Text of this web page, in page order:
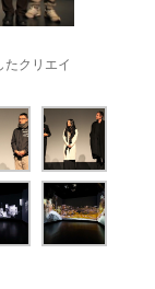
たクリエイ